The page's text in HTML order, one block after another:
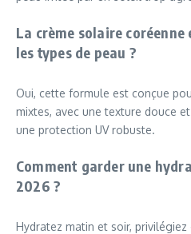
La crème solaire
les types de peau ?
Oui, cette formule est conçue
mixtes, avec une texture douce
une protection UV robuste.
Comment garder une
2026 ?
Hydratez matin et soir,